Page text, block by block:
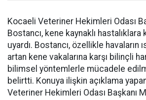
Kocaeli Veteriner Hekimleri Odası
Bostancı, kene kaynaklı hastalıklara
uyardı. Bostancı, özellikle havaların
artan kene vakalarına karşı bilinçli
bilimsel yöntemlerle mücadele
belirtti. Konuya ilişkin açıklama
Veteriner Hekimleri Odası Başkanı